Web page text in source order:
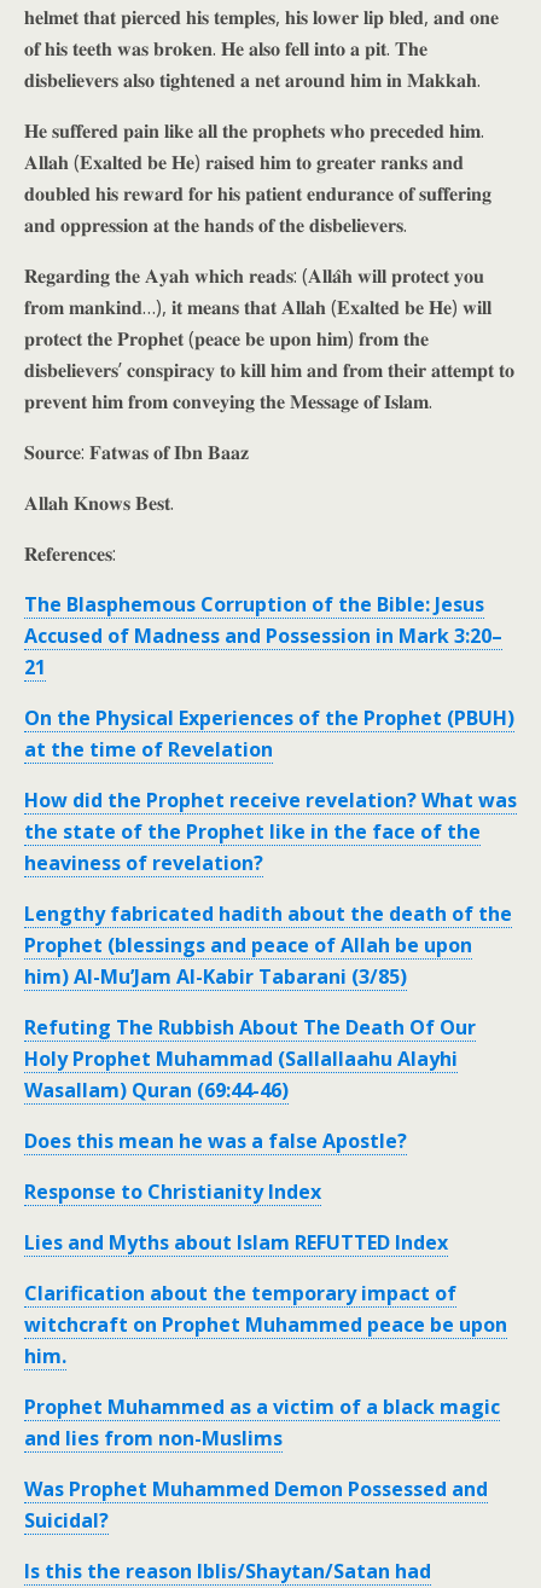
𝐡𝐞𝐥𝐦𝐞𝐭 𝐭𝐡𝐚𝐭 𝐩𝐢𝐞𝐫𝐜𝐞𝐝 𝐡𝐢𝐬 𝐭𝐞𝐦𝐩𝐥𝐞𝐬, 𝐡𝐢𝐬 𝐥𝐨𝐰𝐞𝐫 𝐥𝐢𝐩 𝐛𝐥𝐞𝐝, 𝐚𝐧𝐝 𝐨𝐧𝐞
𝐨𝐟 𝐡𝐢𝐬 𝐭𝐞𝐞𝐭𝐡 𝐰𝐚𝐬 𝐛𝐫𝐨𝐤𝐞𝐧. 𝐇𝐞 𝐚𝐥𝐬𝐨 𝐟𝐞𝐥𝐥 𝐢𝐧𝐭𝐨 𝐚 𝐩𝐢𝐭. 𝐓𝐡𝐞
𝐝𝐢𝐬𝐛𝐞𝐥𝐢𝐞𝐯𝐞𝐫𝐬 𝐚𝐥𝐬𝐨 𝐭𝐢𝐠𝐡𝐭𝐞𝐧𝐞𝐝 𝐚 𝐧𝐞𝐭 𝐚𝐫𝐨𝐮𝐧𝐝 𝐡𝐢𝐦 𝐢𝐧 𝐌𝐚𝐤𝐤𝐚𝐡.
𝐇𝐞 𝐬𝐮𝐟𝐟𝐞𝐫𝐞𝐝 𝐩𝐚𝐢𝐧 𝐥𝐢𝐤𝐞 𝐚𝐥𝐥 𝐭𝐡𝐞 𝐩𝐫𝐨𝐩𝐡𝐞𝐭𝐬 𝐰𝐡𝐨 𝐩𝐫𝐞𝐜𝐞𝐝𝐞𝐝 𝐡𝐢𝐦.
𝐀𝐥𝐥𝐚𝐡 (𝐄𝐱𝐚𝐥𝐭𝐞𝐝 𝐛𝐞 𝐇𝐞) 𝐫𝐚𝐢𝐬𝐞𝐝 𝐡𝐢𝐦 𝐭𝐨 𝐠𝐫𝐞𝐚𝐭𝐞𝐫 𝐫𝐚𝐧𝐤𝐬 𝐚𝐧𝐝
𝐝𝐨𝐮𝐛𝐥𝐞𝐝 𝐡𝐢𝐬 𝐫𝐞𝐰𝐚𝐫𝐝 𝐟𝐨𝐫 𝐡𝐢𝐬 𝐩𝐚𝐭𝐢𝐞𝐧𝐭 𝐞𝐧𝐝𝐮𝐫𝐚𝐧𝐜𝐞 𝐨𝐟 𝐬𝐮𝐟𝐟𝐞𝐫𝐢𝐧𝐠
𝐚𝐧𝐝 𝐨𝐩𝐩𝐫𝐞𝐬𝐬𝐢𝐨𝐧 𝐚𝐭 𝐭𝐡𝐞 𝐡𝐚𝐧𝐝𝐬 𝐨𝐟 𝐭𝐡𝐞 𝐝𝐢𝐬𝐛𝐞𝐥𝐢𝐞𝐯𝐞𝐫𝐬.
𝐑𝐞𝐠𝐚𝐫𝐝𝐢𝐧𝐠 𝐭𝐡𝐞 𝐀𝐲𝐚𝐡 𝐰𝐡𝐢𝐜𝐡 𝐫𝐞𝐚𝐝𝐬: (𝐀𝐥𝐥𝐚̂𝐡 𝐰𝐢𝐥𝐥 𝐩𝐫𝐨𝐭𝐞𝐜𝐭 𝐲𝐨𝐮
𝐟𝐫𝐨𝐦 𝐦𝐚𝐧𝐤𝐢𝐧𝐝…), 𝐢𝐭 𝐦𝐞𝐚𝐧𝐬 𝐭𝐡𝐚𝐭 𝐀𝐥𝐥𝐚𝐡 (𝐄𝐱𝐚𝐥𝐭𝐞𝐝 𝐛𝐞 𝐇𝐞) 𝐰𝐢𝐥𝐥
𝐩𝐫𝐨𝐭𝐞𝐜𝐭 𝐭𝐡𝐞 𝐏𝐫𝐨𝐩𝐡𝐞𝐭 (𝐩𝐞𝐚𝐜𝐞 𝐛𝐞 𝐮𝐩𝐨𝐧 𝐡𝐢𝐦) 𝐟𝐫𝐨𝐦 𝐭𝐡𝐞
𝐝𝐢𝐬𝐛𝐞𝐥𝐢𝐞𝐯𝐞𝐫𝐬’ 𝐜𝐨𝐧𝐬𝐩𝐢𝐫𝐚𝐜𝐲 𝐭𝐨 𝐤𝐢𝐥𝐥 𝐡𝐢𝐦 𝐚𝐧𝐝 𝐟𝐫𝐨𝐦 𝐭𝐡𝐞𝐢𝐫 𝐚𝐭𝐭𝐞𝐦𝐩𝐭 𝐭𝐨
𝐩𝐫𝐞𝐯𝐞𝐧𝐭 𝐡𝐢𝐦 𝐟𝐫𝐨𝐦 𝐜𝐨𝐧𝐯𝐞𝐲𝐢𝐧𝐠 𝐭𝐡𝐞 𝐌𝐞𝐬𝐬𝐚𝐠𝐞 𝐨𝐟 𝐈𝐬𝐥𝐚𝐦.
𝐒𝐨𝐮𝐫𝐜𝐞: 𝐅𝐚𝐭𝐰𝐚𝐬 𝐨𝐟 𝐈𝐛𝐧 𝐁𝐚𝐚𝐳
𝐀𝐥𝐥𝐚𝐡 𝐊𝐧𝐨𝐰𝐬 𝐁𝐞𝐬𝐭.
𝐑𝐞𝐟𝐞𝐫𝐞𝐧𝐜𝐞𝐬:
The Blasphemous Corruption of the Bible: Jesus
Accused of Madness and Possession in Mark 3:20–
21
On the Physical Experiences of the Prophet (PBUH)
at the time of Revelation
How did the Prophet receive revelation? What was
the state of the Prophet like in the face of the
heaviness of revelation?
Lengthy fabricated hadith about the death of the
Prophet (blessings and peace of Allah be upon
him) Al-Mu’Jam Al-Kabir Tabarani (3/85)
Refuting The Rubbish About The Death Of Our
Holy Prophet Muhammad (Sallallaahu Alayhi
Wasallam) Quran (69:44-46)
Does this mean he was a false Apostle?
Response to Christianity Index
Lies and Myths about Islam REFUTTED Index
Clarification about the temporary impact of
witchcraft on Prophet Muhammed peace be upon
him.
Prophet Muhammed as a victim of a black magic
and lies from non-Muslims
Was Prophet Muhammed Demon Possessed and
Suicidal?
Is this the reason Iblis/Shaytan/Satan had